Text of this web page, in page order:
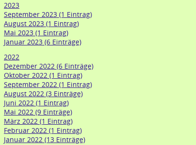
2023
September 2023 (1 Eintrag)
August 2023 (1 Eintrag)
Mai 2023 (1 Eintrag)
Januar 2023 (6 Einträge)
2022
Dezember 2022 (6 Einträge)
Oktober 2022 (1 Eintrag)
September 2022 (1 Eintrag)
August 2022 (3 Einträge)
Juni 2022 (1 Eintrag)
Mai 2022 (9 Einträge)
März 2022 (1 Eintrag)
Februar 2022 (1 Eintrag)
Januar 2022 (13 Einträge)